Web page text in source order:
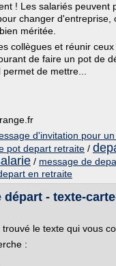
! Les salariés peuvent
changer d'entreprise,
méritée.
collègues et réunir
de faire un pot de
de mettre...
d'invitation pour
pot depart retraite /
/ message de
en retraite
départ - texte-
trouvé le texte qui vous
: